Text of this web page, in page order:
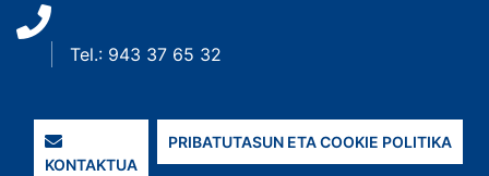
Tel.: 943 37 65 32
KONTAKTUA
PRIBATUTASUN ETA COOKIE POLITIKA